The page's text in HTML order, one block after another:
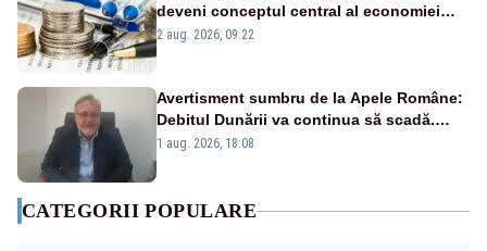
deveni conceptul central al economiei
viitoare?
2 aug. 2026, 09:22
Avertisment sumbru de la Apele Române:
Debitul Dunării va continua să scadă.
Cernavodă s-ar putea închide în 4 zile
1 aug. 2026, 18:08
CATEGORII POPULARE